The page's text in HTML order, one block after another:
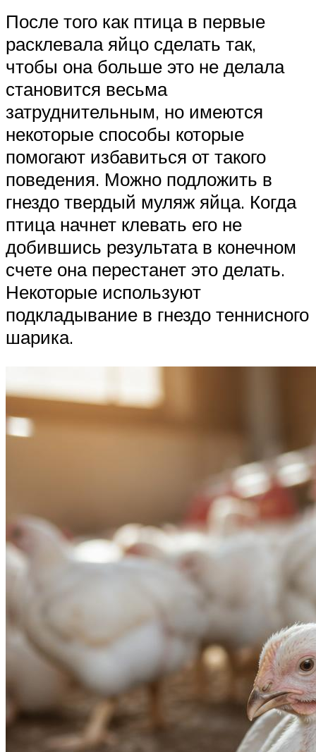
После того как птица в первые
расклевала яйцо сделать так,
чтобы она больше это не делала
становится весьма
затруднительным, но имеются
некоторые способы которые
помогают избавиться от такого
поведения. Можно подложить в
гнездо твердый муляж яйца. Когда
птица начнет клевать его не
добившись результата в конечном
счете она перестанет это делать.
Некоторые используют
подкладывание в гнездо теннисного
шарика.